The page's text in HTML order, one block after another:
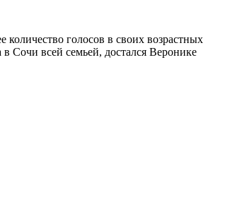
голосов в своих возрастных
Сочи всей семьей, достался Веронике